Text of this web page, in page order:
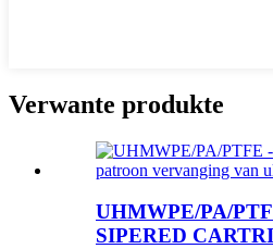
Verwante produkte
UHMWPE/PA/
SIPERED